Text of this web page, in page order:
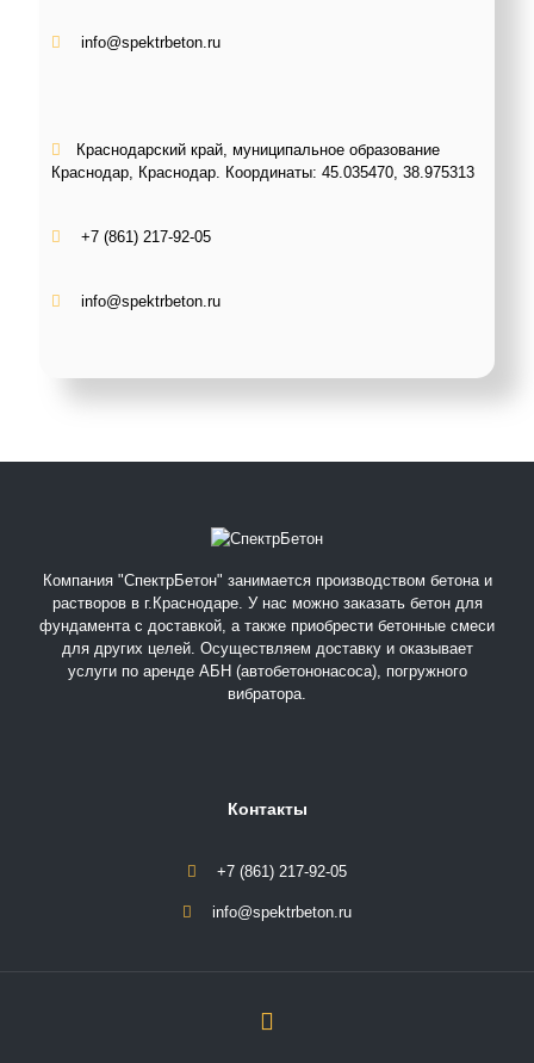
info@spektrbeton.ru
Краснодарский край, муниципальное образование
Краснодар, Краснодар. Координаты: 45.035470, 38.975313
+7 (861) 217-92-05
info@spektrbeton.ru
Компания "СпектрБетон" занимается производством бетона и
растворов в г.Краснодаре. У нас можно заказать бетон для
фундамента с доставкой, а также приобрести бетонные смеси
для других целей. Осуществляем доставку и оказывает
услуги по аренде АБН (автобетононасоса), погружного
вибратора.
Контакты
+7 (861) 217-92-05
info@spektrbeton.ru